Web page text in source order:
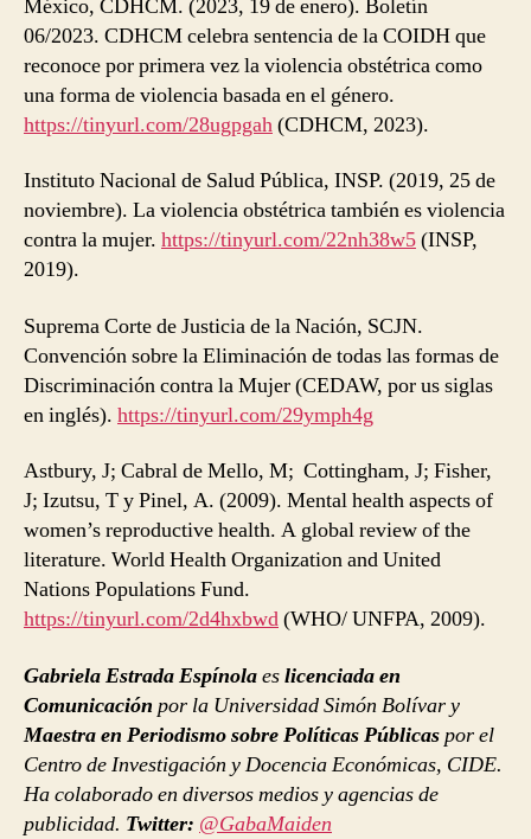
México, CDHCM. (2023, 19 de enero). Boletín
06/2023. CDHCM celebra sentencia de la COIDH que
reconoce por primera vez la violencia obstétrica como
una forma de violencia basada en el género.
https://tinyurl.com/28ugpgah(CDHCM, 2023).
Instituto Nacional de Salud Pública, INSP. (2019, 25 de
noviembre). La violencia obstétrica también es violencia
contra la mujer. https://tinyurl.com/22nh38w5(INSP,
2019).
Suprema Corte de Justicia de la Nación, SCJN.
Convención sobre la Eliminación de todas las formas de
Discriminación contra la Mujer (CEDAW, por us siglas
en inglés). https://tinyurl.com/29ymph4g
Astbury, J; Cabral de Mello, M; Cottingham, J; Fisher,
J; Izutsu, T y Pinel, A. (2009). Mental health aspects of
women’s reproductive health. A global review of the
literature. World Health Organization and United
Nations Populations Fund.
https://tinyurl.com/2d4hxbwd(WHO/ UNFPA, 2009).
Gabriela Estrada Espínolaeslicenciada en
Comunicación por la Universidad Simón Bolívar y
Maestra en Periodismo sobre Políticas Públicaspor el
Centro de Investigación y Docencia Económicas, CIDE.
Ha colaborado en diversos medios y agencias de
publicidad. Twitter: @GabaMaiden